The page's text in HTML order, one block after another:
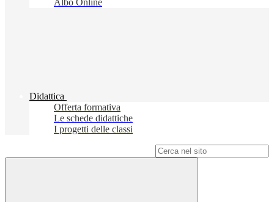
Albo Online
Didattica
Offerta formativa
Le schede didattiche
I progetti delle classi